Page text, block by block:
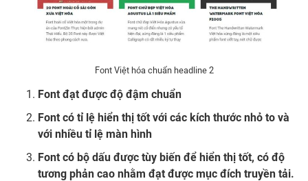
Font Việt hóa chuẩn headline 2
Font đạt được độ đậm chuẩn
Font có tỉ lệ hiển thị tốt với các kích thước nhỏ to và
với nhiều tỉ lệ màn hình
Font có bộ dấu được tùy biến để hiển thị tốt, có độ
tương phản cao nhằm đạt được mục đích truyền tải.